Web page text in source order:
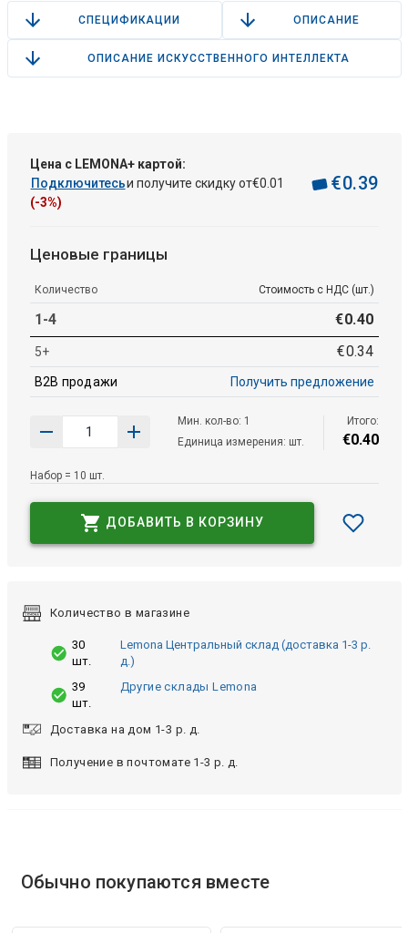
СПЕЦИФИКАЦИИ ОПИСАНИЕ
ОПИСАНИЕ ИСКУССТВЕННОГО ИНТЕЛЛЕКТА
Цена с LEMONA+ картой:
Подключитесьи получите скидку от€0 01
(-3%)
€0.39
Ценовые границы
Количество Стоимость с НДС (шт.)
1-4 €0.40
5+ €0.34
B2B продажи Получить предложение
Мин. кол-во: 1
Единица измерения: шт.
Итого:
€0.40
Набор = 10 шт.
ДОБАВИТЬ В КОРЗИНУ
Количество в магазине
30
шт.
Lemona Центральный склад (доставка 1-3 р.
д.)
39
шт.
Другие склады Lemona
Доставка на дом 1-3 р. д.
Получение в почтомате 1-3 р. д.
Обычно покупаются вместе